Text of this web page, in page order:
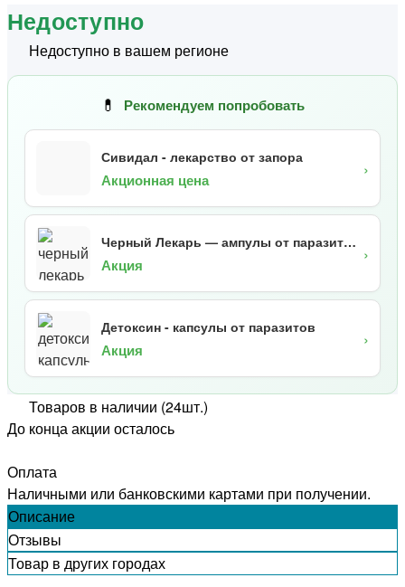
Недоступно
Недоступно в вашем регионе
💊 Рекомендуем попробовать
Сивидал - лекарство от запора
Акционная цена ›
Черный Лекарь — ампулы от паразитов
Акция ›
Детоксин - капсулы от паразитов
Акция ›
Товаров в наличии (24шт.)
До конца акции осталось
Оплата
Наличными или банковскими картами при получении.
Описание
Отзывы
Товар в других городах